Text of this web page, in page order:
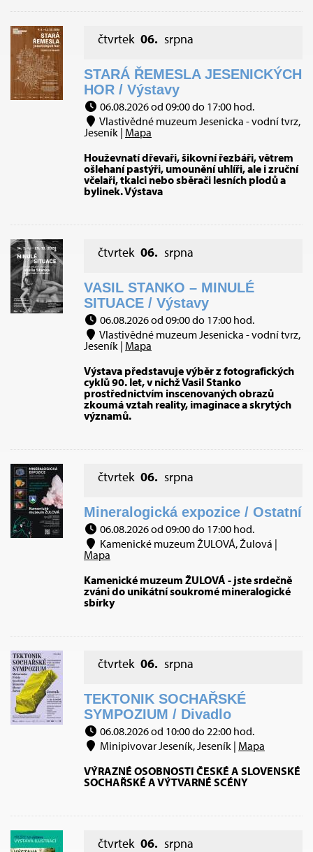
čtvrtek 06. srpna
STARÁ ŘEMESLA JESENICKÝCH
HOR / Výstavy
06.08.2026 od 09:00 do 17:00 hod.
Vlastivědné muzeum Jesenicka - vodní tvrz,
Jeseník | Mapa
Houževnatí dřevaři, šikovní řezbáři, větrem
ošlehaní pastýři, umounění uhlíři, ale i zruční
včelaři, tkalci nebo sběrači lesních plodů a
bylinek. Výstava
čtvrtek 06. srpna
VASIL STANKO – MINULÉ
SITUACE / Výstavy
06.08.2026 od 09:00 do 17:00 hod.
Vlastivědné muzeum Jesenicka - vodní tvrz,
Jeseník | Mapa
Výstava představuje výběr z fotografických
cyklů 90. let, v nichž Vasil Stanko
prostřednictvím inscenovaných obrazů
zkoumá vztah reality, imaginace a skrytých
významů.
čtvrtek 06. srpna
Mineralogická expozice / Ostatní
06.08.2026 od 09:00 do 17:00 hod.
Kamenické muzeum ŽULOVÁ, Žulová |
Mapa
Kamenické muzeum ŽULOVÁ - jste srdečně
zváni do unikátní soukromé mineralogické
sbírky
čtvrtek 06. srpna
TEKTONIK SOCHAŘSKÉ
SYMPOZIUM / Divadlo
06.08.2026 od 10:00 do 22:00 hod.
Minipivovar Jeseník, Jeseník | Mapa
VÝRAZNÉ OSOBNOSTI ČESKÉ A SLOVENSKÉ
SOCHAŘSKÉ A VÝTVARNÉ SCÉNY
čtvrtek 06. srpna